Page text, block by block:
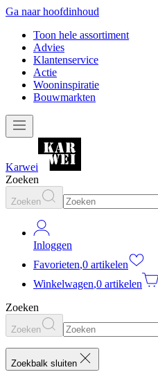
Ga naar hoofdinhoud
Toon hele assortiment
Advies
Klantenservice
Actie
Wooninspiratie
Bouwmarkten
Karwei
Zoeken
Zoeken
Inloggen
Favorieten,0 artikelen
Winkelwagen,0 artikelen
Zoeken
Zoeken
Zoekbalk sluiten